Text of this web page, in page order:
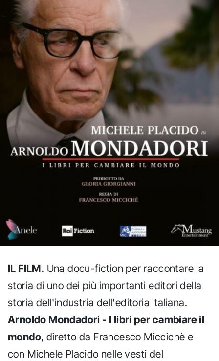
IL FILM. Una docu-fiction per raccontare la
storia di uno dei più importanti editori della
storia dell'industria dell'editoria italiana.
Arnoldo Mondadori - I libri per cambiare il
mondo, diretto da Francesco Miccichè e
con Michele Placido nelle vesti del